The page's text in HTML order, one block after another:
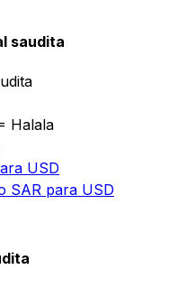
saudita
Halala
USD
SAR para USD